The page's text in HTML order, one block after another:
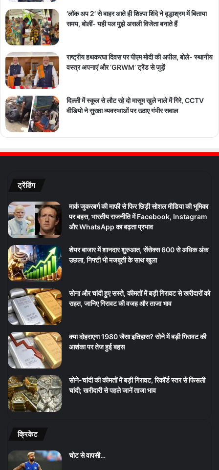
‘लॉक अप 2’ से बाहर आते ही शिल्पा शिंदे ने वृद्धाश्रम में बिताया
समय, बोलीं- यही पल मुझे असली विजेता बनाते हैं
राष्ट्रीय हथकरघा दिवस पर पीएम मोदी की अपील, बोले- स्थानीय
वस्त्र अपनाएं और ‘GRWM’ ट्रेंड से जुड़ें
दिल्ली में स्कूल से लौट रहे दो मासूम खुले नाले में गिरे, CCTV
वीडियो ने सुरक्षा व्यवस्थाओं पर उठाए गंभीर सवाल
ट्रेंडिंग
मार्क जुकरबर्ग की माफी से फिर छिड़ी सोशल मीडिया की भूमिका
पर बहस, भारतीय राजनीति में Facebook, Instagram
और WhatsApp का बढ़ता प्रभाव
शेयर बाजार में शानदार शुरुआत, सेंसेक्स 600 से अधिक अंक
उछला, निफ्टी भी मजबूती के साथ खुला
सोना और चांदी हुए सस्ते, कीमतों में बड़ी गिरावट से खरीदारों को
राहत, जानिए गिरावट की वजह और ताजा भाव
क्या दोहराएगा 1980 जैसा इतिहास? सोने में बड़ी गिरावट की
आशंका पर तेज हुई बहस
सोने-चांदी की कीमतों में बड़ी गिरावट, रिकॉर्ड स्तर से फिसली
चांदी; खरीदारी से पहले जानें ताजा भाव
क्रिकेट
चोट से वापसी…